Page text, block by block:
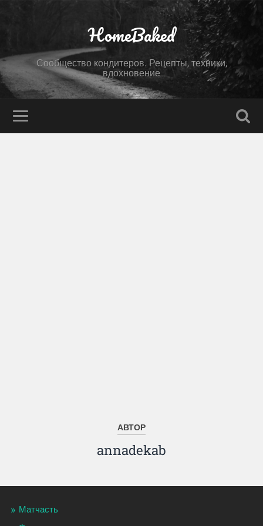
HomeBaked
Сообщество кондитеров. Рецепты, техники,
вдохновение
АВТОР
annadekab
Матчасть